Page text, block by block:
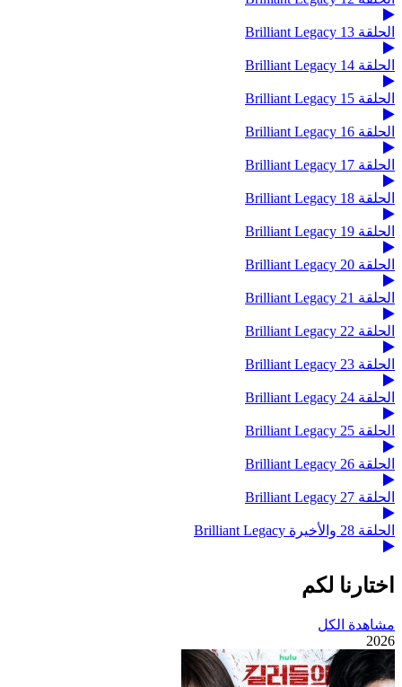
الحلقة 13 Brilliant Legacy
الحلقة 14 Brilliant Legacy
الحلقة 15 Brilliant Legacy
الحلقة 16 Brilliant Legacy
الحلقة 17 Brilliant Legacy
الحلقة 18 Brilliant Legacy
الحلقة 19 Brilliant Legacy
الحلقة 20 Brilliant Legacy
الحلقة 21 Brilliant Legacy
الحلقة 22 Brilliant Legacy
الحلقة 23 Brilliant Legacy
الحلقة 24 Brilliant Legacy
الحلقة 25 Brilliant Legacy
الحلقة 26 Brilliant Legacy
الحلقة 27 Brilliant Legacy
الحلقة 28 والأخيرة Brilliant Legacy
اختارنا لكم
مشاهدة الكل
2026